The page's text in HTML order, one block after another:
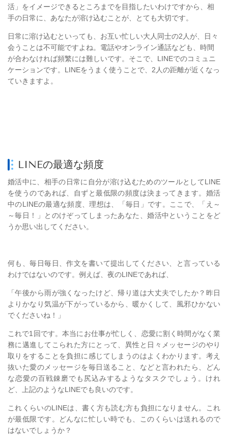
活」をイメージできるところまでを目指したいわけですから、相
手の日常に、あなたが溶け込むことが、とても大切です。
日常に溶け込むといっても、お互い忙しい大人同士の2人が、日々
会うことは不可能ですよね。電話やオンライン通話なども、時間
が合わなければ頻繁には難しいです。そこで、LINEでのコミュニ
ケーションです。LINEをうまく使うことで、2人の距離が近くなっ
ていきますよ。
LINEの最適な頻度
婚活中に、相手の日常に自分が溶け込むためのツールとしてLINE
を使うのであれば、自ずと最低限の頻度は決まってきます。婚活
中のLINEの最適な頻度、理想は、「毎日」です。ここで、「え～
～毎日！」とのけぞってしまったあなた、婚活中ということをど
うか思い出してください。
何も、毎日毎日、作文を書いて提出してください、と言っている
わけではないのです。例えば、夜のLINEであれば、
「午後から雨が強くなったけど、帰り道は大丈夫でしたか？昨日
よりかなり気温が下がっているから、暖かくして、風邪ひかない
でくださいね！」
これで1回です。本当にお仕事が忙しく、恋愛に割く時間がなく業
務に邁進してこられた方にとって、異性と日々メッセージのやり
取りをすることを負担に感じてしまうのはよくわかります。考え
抜いた愛のメッセージを毎日送ること、などと言われたら、どん
な恋愛の百戦錬磨でも尻込みするようなタスクでしょう。けれ
ど、上記のようなLINEでも良いのです。
これくらいのLINEは、書く方も読む方も負担になりません。これ
が最低限です。どんなに忙しい時でも、このくらいは送れるので
はないでしょうか？